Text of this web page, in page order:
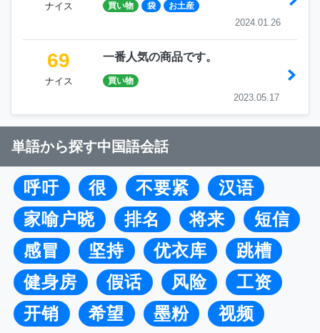
ナイス 買い物 袋 お土産
2024.01.26
69
ナイス
一番人気の商品です。
買い物
2023.05.17
単語から探す中国語会話
呼吁 很 不要紧
汉语
家喻户晓
排名 将来
短信
感冒
坚持 优衣库
跳槽
健身房
假话 风险
工资
开销
希望 墨粉 视频